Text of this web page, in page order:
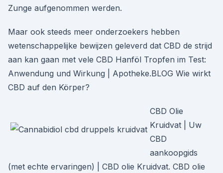
Zunge aufgenommen werden.
Maar ook steeds meer onderzoekers hebben
wetenschappelijke bewijzen geleverd dat CBD de strijd
aan kan gaan met vele CBD Hanföl Tropfen im Test:
Anwendung und Wirkung | Apotheke.BLOG Wie wirkt
CBD auf den Körper?
CBD Olie
Kruidvat | Uw
CBD
aankoopgids
(met echte ervaringen) | CBD olie Kruidvat. CBD olie